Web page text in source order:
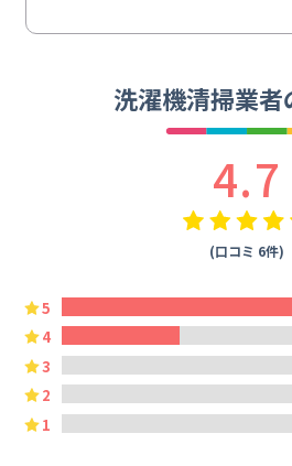
洗濯機清掃業者
4.7
(口コミ 6件)
5
4
3
2
1